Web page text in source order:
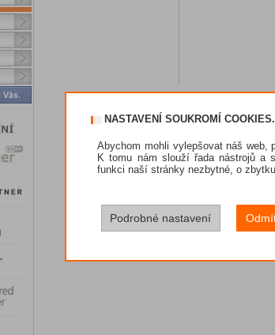
NASTAVENÍ SOUKROMÍ COOKIES.
Abychom mohli vylepšovat náš web,
K tomu nám slouží řada nástrojů a
funkci naší stránky nezbytné, o
Podrobné nastavení